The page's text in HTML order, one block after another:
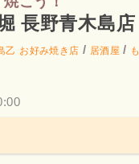
長野青木島店
乙 お好み焼き店 / 居酒屋 /